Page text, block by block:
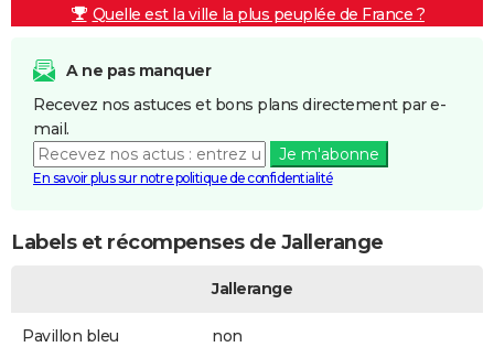
Quelle est la ville la plus peuplée de France ?
A ne pas manquer
Recevez nos astuces et bons plans directement par e-
mail.
Je m'abonne
En savoir plus sur notre politique de confidentialité
Labels et récompenses de Jallerange
Jallerange
Pavillon bleu non